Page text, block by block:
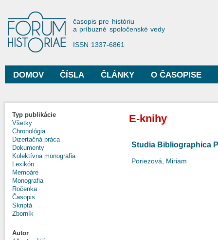
Forum Historiae
časopis pre históriu
a príbuzné spoločenské vedy
ISSN 1337-6861
Hlavné menu
DOMOV ČÍSLA ČLÁNKY O ČASOPISE
Typ publikácie
Všetky
Chronológia
Dizertačná práca
Dokumenty
Kolektívna monografia
Lexikón
Memoáre
Monografia
Ročenka
Časopis
Skriptá
Zborník
Autor
E-knihy
Studia Bibliographica
Poriezová, Miriam